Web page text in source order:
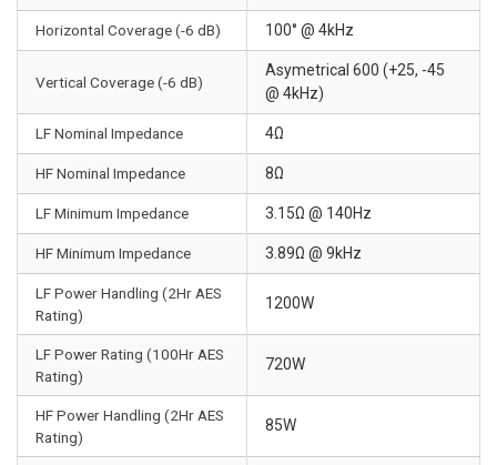
Horizontal Coverage (-6 dB) 100° @ 4kHz
Vertical Coverage (-6 dB)
Asymetrical 600 (+25, -45
@ 4kHz)
LF Nominal Impedance 4Ω
HF Nominal Impedance 8Ω
LF Minimum Impedance 3.15Ω @ 140Hz
HF Minimum Impedance 3.89Ω @ 9kHz
LF Power Handling (2Hr AES
Rating)
1200W
LF Power Rating (100Hr AES
Rating)
720W
HF Power Handling (2Hr AES
Rating)
85W